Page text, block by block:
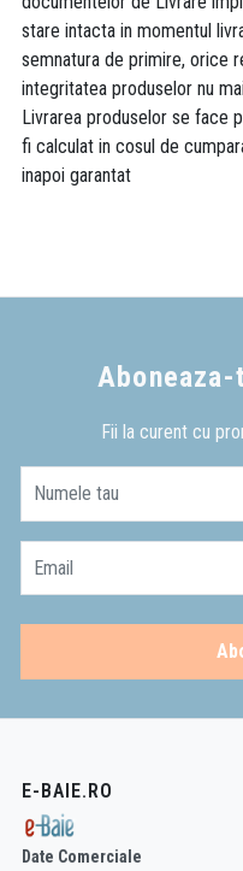
stare intacta in momentul
semnatura de primire, orice
integritatea produselor nu
Livrarea produselor se face
fi calculat in cosul de
inapoi garantat
Fii la curent cu
Numele tau
Email
E-BAIE.RO
Date Comerciale